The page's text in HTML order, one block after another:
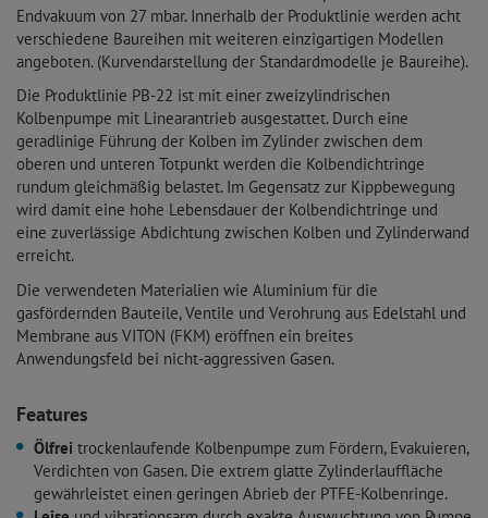
Endvakuum von 27 mbar. Innerhalb der Produktlinie werden acht
verschiedene Baureihen mit weiteren einzigartigen Modellen
angeboten. (Kurvendarstellung der Standardmodelle je Baureihe).
Die Produktlinie PB-22 ist mit einer zweizylindrischen
Kolbenpumpe mit Linearantrieb ausgestattet. Durch eine
geradlinige Führung der Kolben im Zylinder zwischen dem
oberen und unteren Totpunkt werden die Kolbendichtringe
rundum gleichmäßig belastet. Im Gegensatz zur Kippbewegung
wird damit eine hohe Lebensdauer der Kolbendichtringe und
eine zuverlässige Abdichtung zwischen Kolben und Zylinderwand
erreicht.
Die verwendeten Materialien wie Aluminium für die
gasfördernden Bauteile, Ventile und Verohrung aus Edelstahl und
Membrane aus VITON (FKM) eröffnen ein breites
Anwendungsfeld bei nicht-aggressiven Gasen.
Features
Ölfrei trockenlaufende Kolbenpumpe zum Fördern, Evakuieren,
Verdichten von Gasen. Die extrem glatte Zylinderlauffläche
gewährleistet einen geringen Abrieb der PTFE-Kolbenringe.